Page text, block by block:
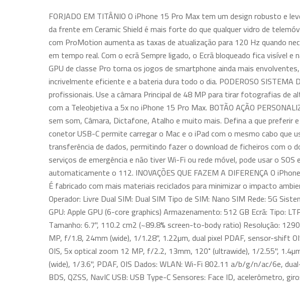
FORJADO EM TITÂNIO O iPhone 15 Pro Max tem um design robusto e
da frente em Ceramic Shield é mais forte do que qualquer vidro de
com ProMotion aumenta as taxas de atualização para 120 Hz quando
em tempo real. Com o ecrã Sempre ligado, o Ecrã bloqueado fica visível e
GPU de classe Pro torna os jogos de smartphone ainda mais
incrivelmente eficiente e a bateria dura todo o dia. PODEROSO
profissionais. Use a câmara Principal de 48 MP para tirar fotografias de
com a Teleobjetiva a 5x no iPhone 15 Pro Max. BOTÃO AÇÃO
sem som, Câmara, Dictafone, Atalho e muito mais. Defina a que preferir
conetor USB-C permite carregar o Mac e o iPad com o mesmo cabo que
transferência de dados, permitindo fazer o download de ficheiros com o
serviços de emergência e não tiver Wi-Fi ou rede móvel, pode usar o
automaticamente o 112. INOVAÇÕES QUE FAZEM A DIFERENÇA O
É fabricado com mais materiais reciclados para minimizar o impacto
Operador: Livre Dual SIM: Dual SIM Tipo de SIM: Nano SIM Rede: 5G
GPU: Apple GPU (6-core graphics) Armazenamento: 512 GB Ecrã: Tipo:
Tamanho: 6.7", 110.2 cm2 (~89.8% screen-to-body ratio) Resolução:
MP, f/1.8, 24mm (wide), 1/1.28", 1.22µm, dual pixel PDAF, sensor-shift
OIS, 5x optical zoom 12 MP, f/2.2, 13mm, 120˚ (ultrawide), 1/2.55",
(wide), 1/3.6", PDAF, OIS Dados: WLAN: Wi-Fi 802.11 a/b/g/n/ac/6e,
BDS, QZSS, NavIC USB: USB Type-C Sensores: Face ID, acelerômetro,